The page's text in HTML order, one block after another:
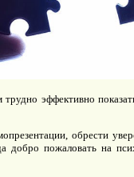
эффективно
обрести
добро пожаловать на